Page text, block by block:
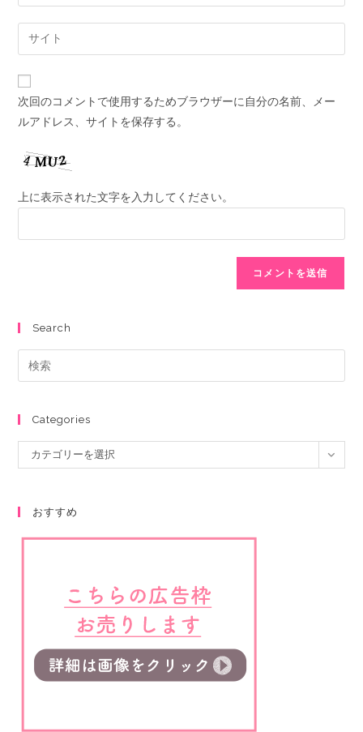
次回のコメントで使用するためブラウザーに自分の名前、メー
ルアドレス、サイトを保存する。
上に表示された文字を入力してください。
Search
Categories
カテゴリーを選択
おすすめ